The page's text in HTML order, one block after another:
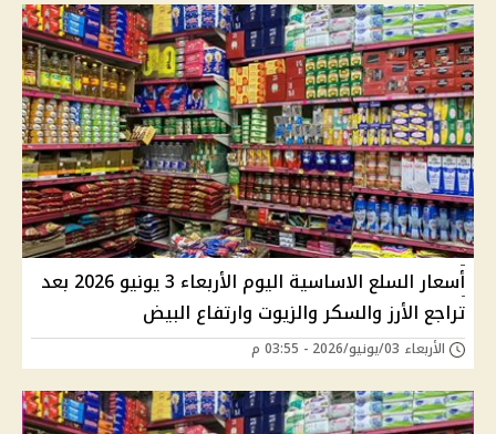
أسعار السلع الاساسية اليوم الأربعاء 3 يونيو 2026 بعد
تراجع الأرز والسكر والزيوت وارتفاع البيض
الأربعاء 03/يونيو/2026 - 03:55 م